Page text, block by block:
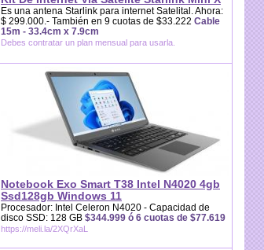
Es una antena Starlink para internet Satelital. Ahora:
$ 299.000.- También en 9 cuotas de $33.222 Cable
15m - 33.4cm x 7.9cm
Debes contratar un plan mensual para usarla.
Notebook Exo Smart T38 Intel N4020 4gb
Ssd128gb Windows 11
Procesador: Intel Celeron N4020 - Capacidad de
disco SSD: 128 GB $344.999 ó 6 cuotas de $77.619
https://meli.la/2XQrXaL